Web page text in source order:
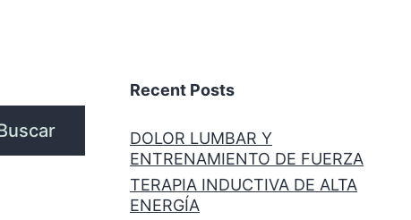
Recent Posts
DOLOR LUMBAR Y
ENTRENAMIENTO DE FUERZA
TERAPIA INDUCTIVA DE ALTA
ENERGÍA